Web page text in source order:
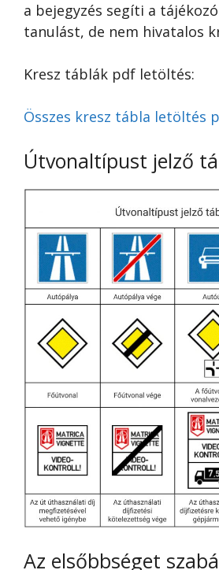
a bejegyzés segíti a
tanulást, de nem hivatalos
Kresz táblák pdf letöltés:
Összes kresz tábla letöltés
Útvonaltípust jelző
Az elsőbbséget